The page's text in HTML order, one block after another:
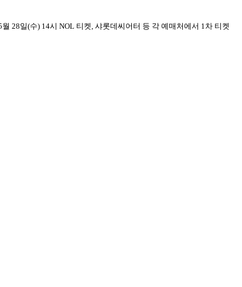
28일(수) 14시 NOL 티켓, 샤롯데씨어터 등 각 예매처에서 1차 티켓